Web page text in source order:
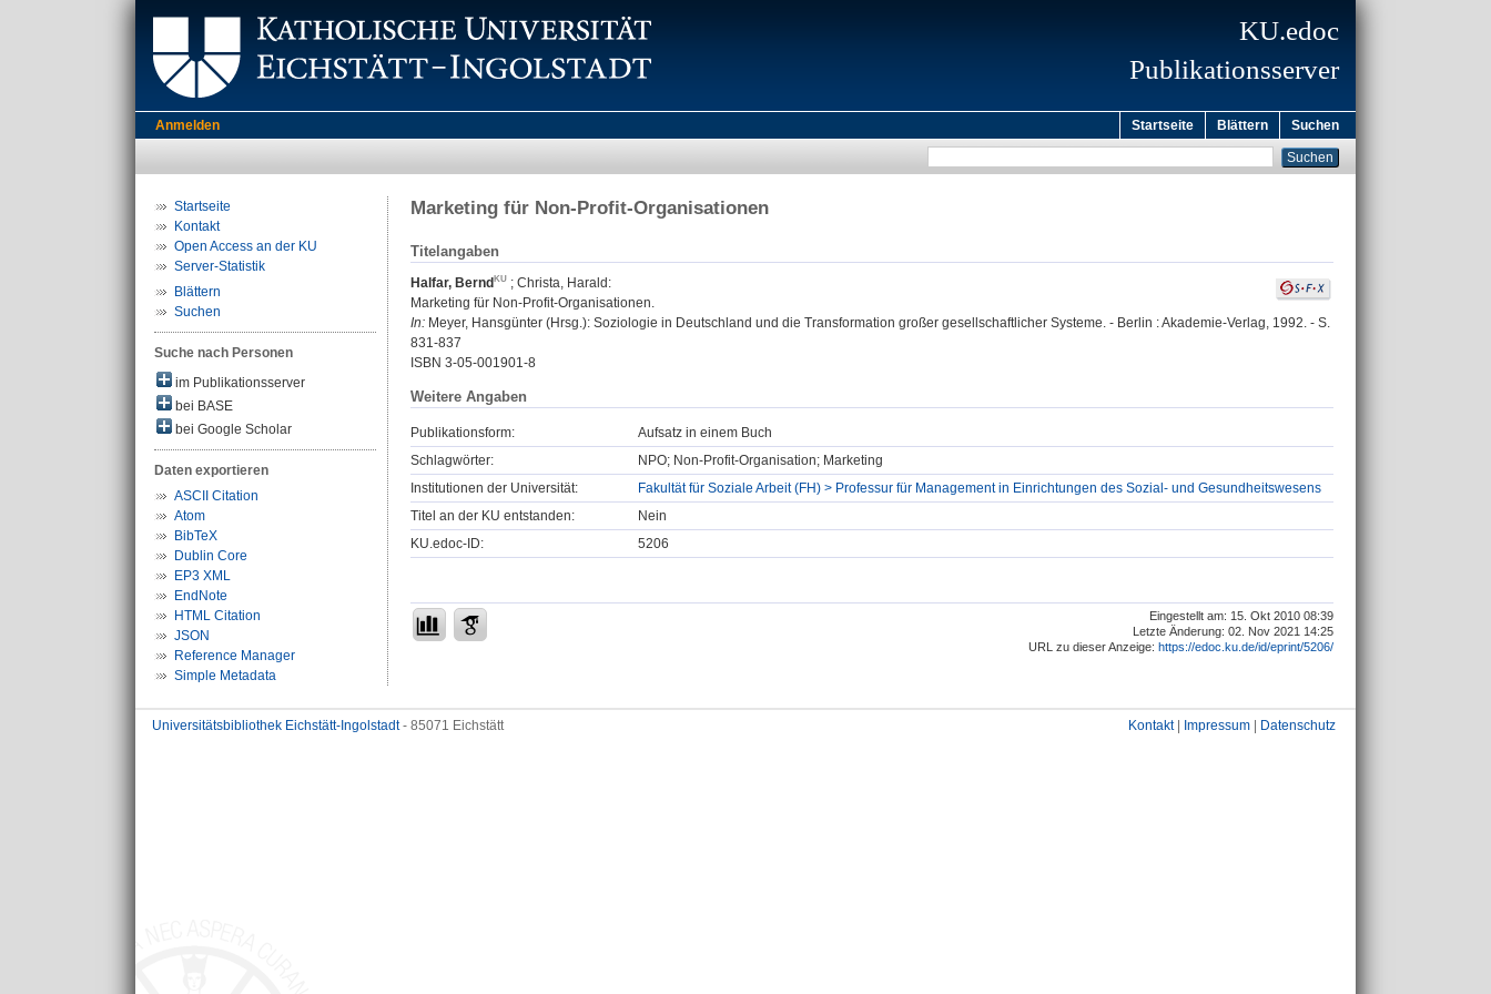
KU.edoc
Publikationsserver
Anmelden Startseite Blättern Suchen
Startseite
Kontakt
Open Access an der KU
Server-Statistik
Blättern
Suchen
Suche nach Personen
im Publikationsserver
bei BASE
bei Google Scholar
Daten exportieren
ASCII Citation
Atom
BibTeX
Dublin Core
EP3 XML
EndNote
HTML Citation
JSON
Reference Manager
Simple Metadata
Marketing für Non-Profit-Organisationen
Titelangaben
Halfar, Bernd ; Christa, Harald :
Marketing für Non-Profit-Organisationen.
In: Meyer, Hansgünter (Hrsg.): Soziologie in Deutschland und die Transformation großer gesellschaftlicher Systeme. - Berlin : Akademie-Verlag, 1992. - S.
831-837
ISBN 3-05-001901-8
Weitere Angaben
Publikationsform:
Aufsatz in einem Buch
Schlagwörter:
NPO; Non-Profit-Organisation; Marketing
Institutionen der Universität:
Fakultät für Soziale Arbeit (FH) > Professur für Management in Einrichtungen des Sozial- und Gesundheitswesens
Titel an der KU entstanden:
Nein
KU.edoc-ID:
5206
Eingestellt am: 15. Okt 2010 08:39
Letzte Änderung: 02. Nov 2021 14:25
URL zu dieser Anzeige: https://edoc.ku.de/id/eprint/5206/
Universitätsbibliothek Eichstätt-Ingolstadt- 85071 Eichstätt Kontakt| Impressum Datenschutz